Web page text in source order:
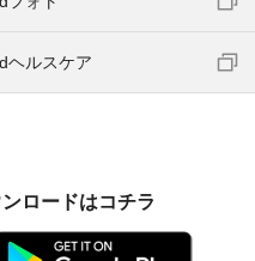
dヘルスケア
ロードはコチラ